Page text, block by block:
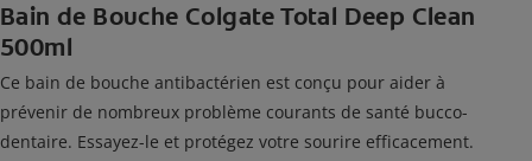
Bain de Bouche Colgate Total Deep Clean
500ml
Ce bain de bouche antibactérien est conçu pour aider à
prévenir de nombreux problème courants de santé bucco-
dentaire. Essayez-le et protégez votre sourire efficacement.